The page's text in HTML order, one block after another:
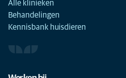
Alle klinieken
Behandelingen
Kennisbank huisdieren